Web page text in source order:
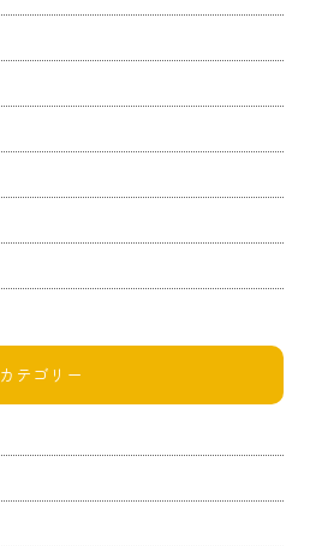
カテゴリー